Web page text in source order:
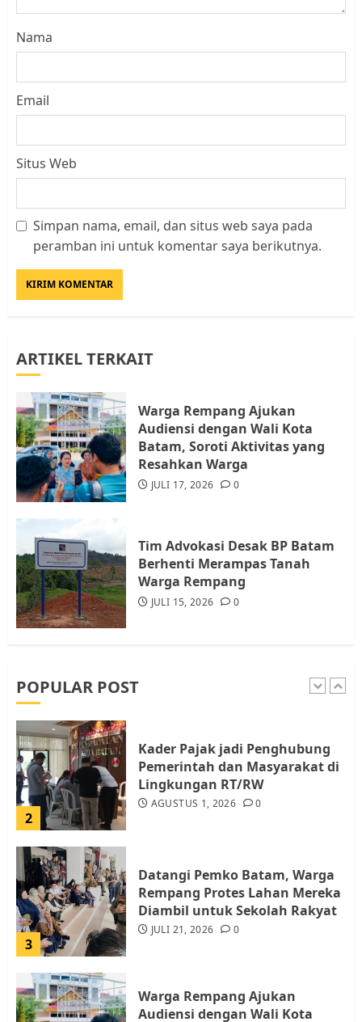
Nama
Email
Situs Web
Simpan nama, email, dan situs web saya pada
peramban ini untuk komentar saya berikutnya.
ARTIKEL TERKAIT
Warga Rempang Ajukan
Audiensi dengan Wali Kota
Batam, Soroti Aktivitas yang
Resahkan Warga
JULI 17, 2026 0
Tim Advokasi Desak BP Batam
Berhenti Merampas Tanah
Warga Rempang
JULI 15, 2026 0
POPULAR POST
3
Diambil untuk Sekolah Rakyat
JULI 21, 2026 0
4
Batam, Soroti Aktivitas yang
5
Tim Advokasi Desak BP Batam
Berhenti Merampas Tanah
Warga Rempang
Pemko Batam Tegaskan RT dan
RW bukan Petugas Pendataan
dan Pemungutan Pajak
2
AGUSTUS 1, 2026 0
3
JULI 21, 2026 0
Resahkan Warga